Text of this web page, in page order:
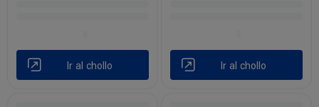
Ir al chollo Ir al chollo